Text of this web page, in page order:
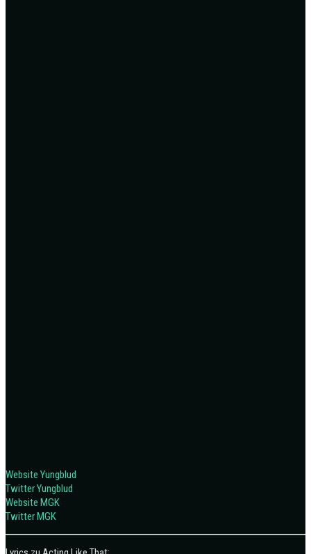
Website Yungblud
Twitter Yungblud
Website MGK
Twitter MGK